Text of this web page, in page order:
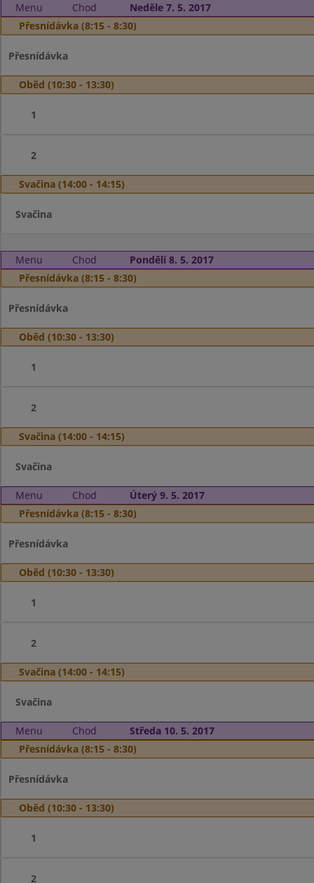
Menu Chod
Neděle 7. 5. 2017
Přesnídávka (8:15 - 8:30)
Přesnídávka
Oběd (10:30 - 13:30)
1
2
Svačina (14:00 - 14:15)
Svačina
Menu Chod
Pondělí 8. 5. 2017
Přesnídávka (8:15 - 8:30)
Přesnídávka
Oběd (10:30 - 13:30)
1
2
Svačina (14:00 - 14:15)
Svačina
Menu Chod
Úterý 9. 5. 2017
Přesnídávka (8:15 - 8:30)
Přesnídávka
Oběd (10:30 - 13:30)
1
2
Svačina (14:00 - 14:15)
Svačina
Menu Chod
Středa 10. 5. 2017
Přesnídávka (8:15 - 8:30)
Přesnídávka
Oběd (10:30 - 13:30)
1
2